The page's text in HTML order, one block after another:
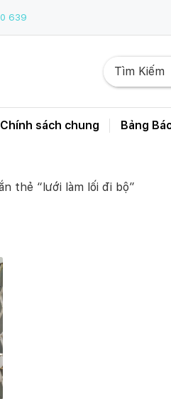
639
Chính sách chung Bảng
thẻ “lưới làm lối đi bộ”